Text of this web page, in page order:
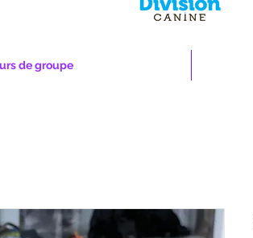
de groupe